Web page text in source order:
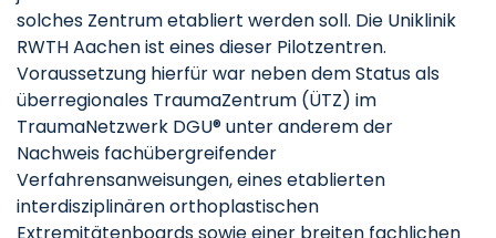
solches Zentrum etabliert werden soll. Die Uniklinik
RWTH Aachen ist eines dieser Pilotzentren.
Voraussetzung hierfür war neben dem Status als
überregionales TraumaZentrum (ÜTZ) im
TraumaNetzwerk DGU® unter anderem der
Nachweis fachübergreifender
Verfahrensanweisungen, eines etablierten
interdisziplinären orthoplastischen